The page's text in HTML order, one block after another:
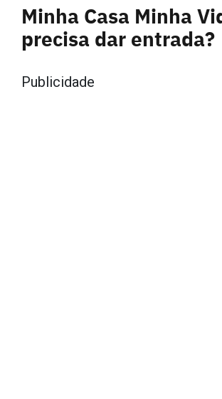
Minha Casa Minha
precisa dar entrada?
Publicidade